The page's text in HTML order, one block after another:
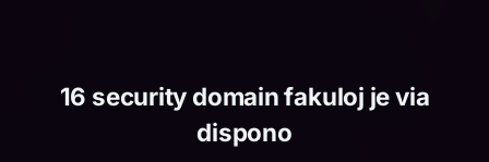
16 security domain fakuloj je via
dispono